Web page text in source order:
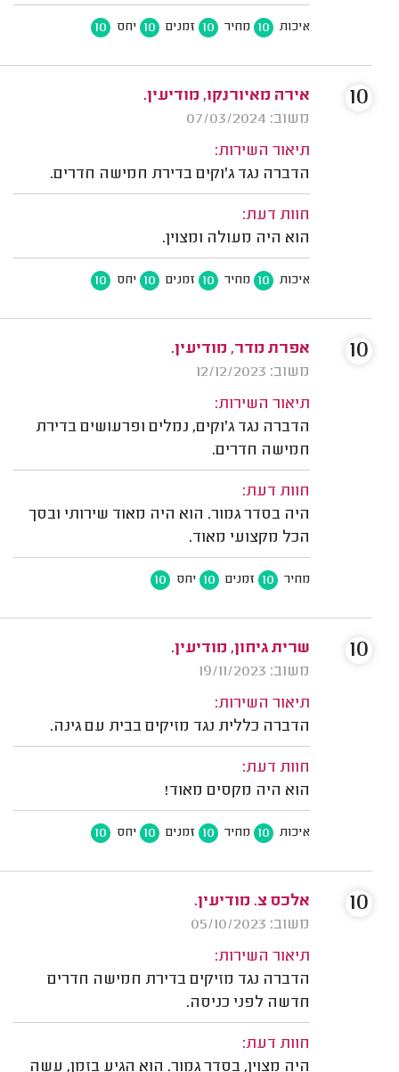
איכות 10 מחיר 10 זמנים 10 יחס 10
אירה מאיורנקו, מודיעין.
משוב: 07/03/2024
תיאור השירות:
הדברה נגד ג'וקים בדירת חמישה חדרים.
חוות דעת:
הוא היה מעולה ומצוין.
איכות 10 מחיר 10 זמנים 10 יחס 10
10
אפרת מדר, מודיעין.
משוב: 12/12/2023
תיאור השירות:
הדברה נגד ג'וקים, נמלים ופרעושים בדירת
חמישה חדרים.
חוות דעת:
היה בסדר גמור. הוא היה מאוד שירותי ובסך
הכל מקצועי מאוד.
מחיר 10 זמנים 10 יחס 10
10
שרית גיחון, מודיעין.
משוב: 19/11/2023
תיאור השירות:
הדברה כללית נגד מזיקים בבית עם גינה.
חוות דעת:
הוא היה מקסים מאוד!
איכות 10 מחיר 10 זמנים 10 יחס 10
10
אלכס צ. מודיעין.
משוב: 05/10/2023
תיאור השירות:
הדברה נגד מזיקים בדירת חמישה חדרים
חדשה לפני כניסה.
חוות דעת:
היה מצוין, בסדר גמור. הוא הגיע בזמן, עשה
10